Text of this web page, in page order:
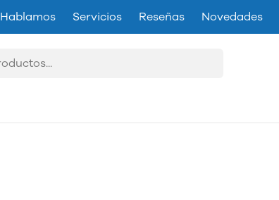
Hablamos Servicios Reseñas Novedades